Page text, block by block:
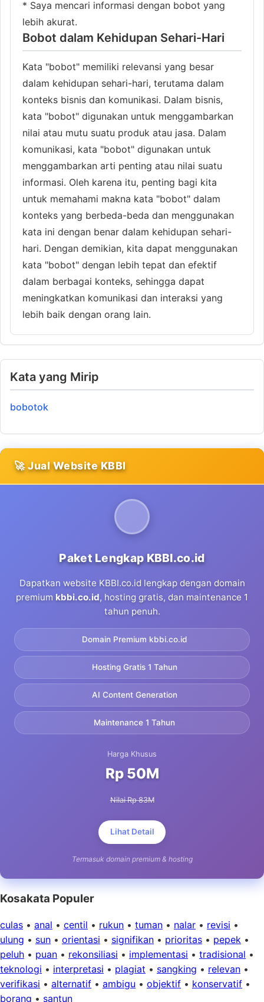
* Saya mencari informasi dengan bobot yang
lebih akurat.
Bobot dalam Kehidupan Sehari-Hari
Kata "bobot" memiliki relevansi yang besar
dalam kehidupan sehari-hari, terutama dalam
konteks bisnis dan komunikasi. Dalam bisnis,
kata "bobot" digunakan untuk menggambarkan
nilai atau mutu suatu produk atau jasa. Dalam
komunikasi, kata "bobot" digunakan untuk
menggambarkan arti penting atau nilai suatu
informasi. Oleh karena itu, penting bagi kita
untuk memahami makna kata "bobot" dalam
konteks yang berbeda-beda dan menggunakan
kata ini dengan benar dalam kehidupan sehari-
hari. Dengan demikian, kita dapat menggunakan
kata "bobot" dengan lebih tepat dan efektif
dalam berbagai konteks, sehingga dapat
meningkatkan komunikasi dan interaksi yang
lebih baik dengan orang lain.
Kata yang Mirip
bobotok
🚀 Jual Website KBBI
Paket Lengkap KBBI.co.id
Dapatkan website KBBI.co.id lengkap dengan domain
premium kbbi.co.id, hosting gratis, dan maintenance 1
tahun penuh.
Domain Premium kbbi.co.id
Hosting Gratis 1 Tahun
AI Content Generation
Maintenance 1 Tahun
Harga Khusus
Rp 50M
Nilai Rp 83M
Lihat Detail
Termasuk domain premium & hosting
Kosakata Populer
culas • anal • centil • rukun • tuman • nalar • revisi •
ulung • sun • orientasi • signifikan • prioritas • pepek •
peluh • puan • rekonsiliasi • implementasi • tradisional •
teknologi • interpretasi • plagiat • sangking • relevan •
verifikasi • alternatif • ambigu • objektif • konservatif •
borang • santun